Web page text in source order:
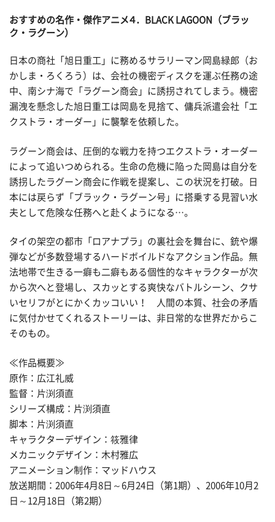
おすすめの名作・傑作アニメ４．BLACK LAGOON（ブラッ
ク・ラグーン）
日本の商社「旭日重工」に務めるサラリーマン岡島緑郎（お
かしま・ろくろう）は、会社の機密ディスクを運ぶ任務の途
中、南シナ海で「ラグーン商会」に誘拐されてしまう。機密
漏洩を懸念した旭日重工は岡島を見捨て、傭兵派遣会社「エ
クストラ・オーダー」に襲撃を依頼した。
ラグーン商会は、圧倒的な戦力を持つエクストラ・オーダー
によって追いつめられる。生命の危機に陥った岡島は自分を
誘拐したラグーン商会に作戦を提案し、この状況を打破。日
本には戻らず「ブラック・ラグーン号」に搭乗する見習い水
夫として危険な任務へと赴くようになる…。
タイの架空の都市「ロアナプラ」の裏社会を舞台に、銃や爆
弾などが多数登場するハードボイルドなアクション作品。無
法地帯で生きる一癖も二癖もある個性的なキャラクターが次
から次へと登場し、スカッとする爽快なバトルシーン、クサ
いセリフがとにかくカッコいい！ 人間の本質、社会の矛盾
に気付かせてくれるストーリーは、非日常的な世界だからこ
そのもの。
≪作品概要≫
原作：広江礼威
監督：片渕須直
シリーズ構成：片渕須直
脚本：片渕須直
キャラクターデザイン：筱雅律
メカニックデザイン：木村雅広
アニメーション制作：マッドハウス
放送期間：2006年4月8日～6月24日（第1期）、2006年10月2
日～12月18日（第2期）